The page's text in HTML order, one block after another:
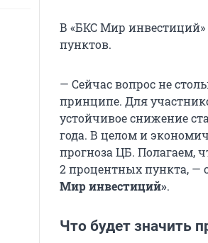
В «БКС Мир
пунктов.
— Сейчас вопрос не
принципе. Для
устойчивое снижение
года. В целом и
прогноза ЦБ. Полагаем,
2 процентных пункта, —
Мир инвестиций».
Что будет значить